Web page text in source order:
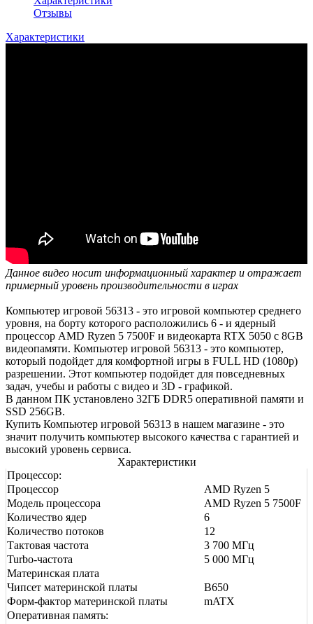
Отзывы
Характеристики
Данное видео носит информационный характер и отражает
примерный уровень производительности в играх
Компьютер игровой 56313 - это игровой компьютер среднего
уровня, на борту которого расположились 6 - и ядерный
процессор AMD Ryzen 5 7500F и видеокарта RTX 5050 с 8GB
видеопамяти. Компьютер игровой 56313 - это компьютер,
который подойдет для комфортной игры в FULL HD (1080р)
разрешении. Этот компьютер подойдет для повседневных
задач, учебы и работы с видео и 3D - графикой.
В данном ПК установлено 32ГБ DDR5 оперативной памяти и
SSD 256GB.
Купить Компьютер игровой 56313 в нашем магазине - это
значит получить компьютер высокого качества с гарантией и
высокий уровень сервиса.
Характеристики
Процессор:
Процессор
AMD Ryzen 5
Модель процессора
AMD Ryzen 5 7500F
Количество ядер
6
Количество потоков
12
Тактовая частота
3 700 МГц
Turbo-частота
5 000 МГц
Материнская плата
Чипсет материнской платы
B650
Форм-фактор материнской платы
mATX
Оперативная память: